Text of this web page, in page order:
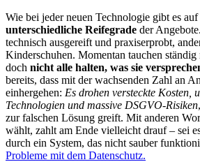
Wie bei jeder neuen Technologie gibt es
unterschiedliche Reifegrade der
technisch ausgereift und praxiserprobt,
Kinderschuhen. Momentan tauchen
doch nicht alle halten, was sie
bereits, dass mit der wachsenden Zahl an
einhergehen: Es drohen versteckte Kosten,
Technologien und massive DSGVO-Risiken
zur falschen Lösung greift. Mit anderen
wählt, zahlt am Ende vielleicht drauf – sei
durch ein System, das nicht sauber
Probleme mit dem Datenschutz.